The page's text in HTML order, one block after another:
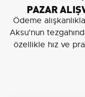
PAZAR
Ödeme
Aksu'nun
özellikle hız ve